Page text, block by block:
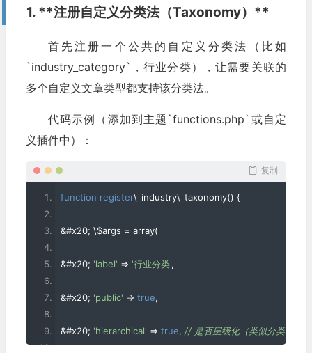
1. **注册自定义分类法（Taxonomy）**
首先注册一个公共的自定义分类法（比如
`industry_category`，行业分类），让需要关联的
多个自定义文章类型都支持该分类法。
代码示例（添加到主题`functions.php`或自定
义插件中）：
复制
function register\_industry\_taxonomy() {
&#x20; \$args = array(
&#x20; 'label' => '行业分类',
&#x20; 'public' => true,
&#x20; 'hierarchical' => true, // 是否层级化（类似分类，